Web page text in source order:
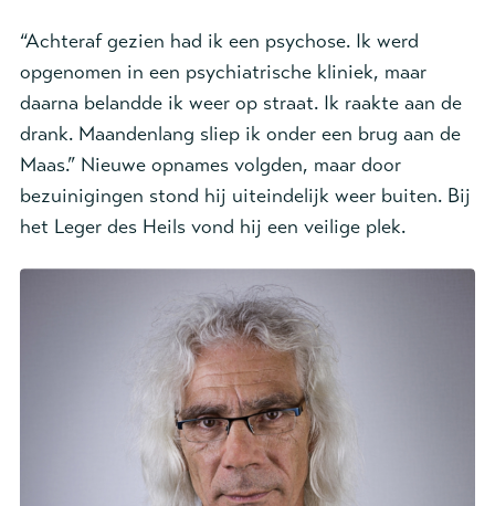
“Achteraf gezien had ik een psychose. Ik werd
opgenomen in een psychiatrische kliniek, maar
daarna belandde ik weer op straat. Ik raakte aan de
drank. Maandenlang sliep ik onder een brug aan de
Maas.” Nieuwe opnames volgden, maar door
bezuinigingen stond hij uiteindelijk weer buiten. Bij
het Leger des Heils vond hij een veilige plek.